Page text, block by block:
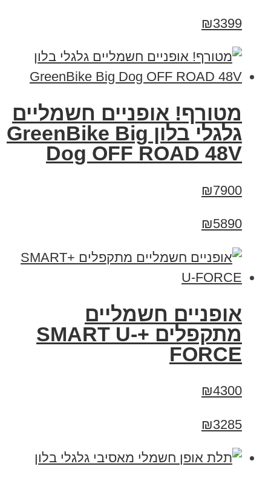
₪3399
מטורף! אופניים חשמליים
גלגלי בלון GreenBike Big
Dog OFF ROAD 48V
₪7900
₪5890
אופניים חשמליים
מתקפלים +SMART U-
FORCE
₪4300
₪3285